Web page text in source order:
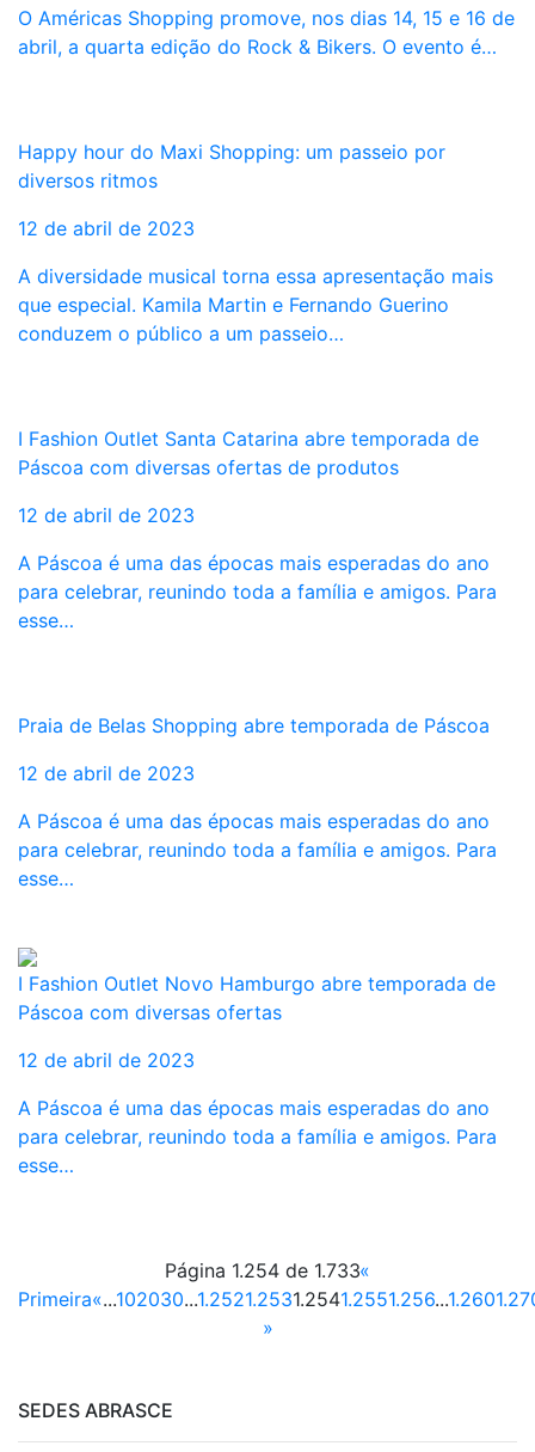
O Américas Shopping promove, nos dias 14, 15 e 16 de
abril, a quarta edição do Rock & Bikers. O evento é…
Happy hour do Maxi Shopping: um passeio por
diversos ritmos
12 de abril de 2023
A diversidade musical torna essa apresentação mais
que especial. Kamila Martin e Fernando Guerino
conduzem o público a um passeio…
I Fashion Outlet Santa Catarina abre temporada de
Páscoa com diversas ofertas de produtos
12 de abril de 2023
A Páscoa é uma das épocas mais esperadas do ano
para celebrar, reunindo toda a família e amigos. Para
esse…
Praia de Belas Shopping abre temporada de Páscoa
12 de abril de 2023
A Páscoa é uma das épocas mais esperadas do ano
para celebrar, reunindo toda a família e amigos. Para
esse…
I Fashion Outlet Novo Hamburgo abre temporada de
Páscoa com diversas ofertas
12 de abril de 2023
A Páscoa é uma das épocas mais esperadas do ano
para celebrar, reunindo toda a família e amigos. Para
esse…
Página 1.254 de 1.733«
Primeira«...102030...1.2521.2531.2541.2551.256...1.260
»
SEDES ABRASCE